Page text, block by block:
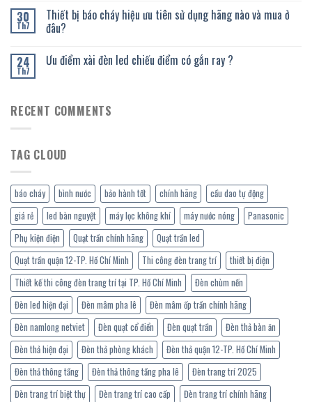
30
Th7
Thiết bị báo cháy hiệu ưu tiên sử dụng hãng nào và mua ở
đâu?
24
Th7
Ưu điểm xài đèn led chiếu điểm có gắn ray ?
RECENT COMMENTS
TAG CLOUD
báo cháy bình nước bảo hành tốt chính hãng
cầu dao tự động
giá rẻ
led bàn nguyệt máy lọc không khí máy nước nóng
Panasonic
Phụ kiện điện
Quạt trần chính hãng
Quạt trần led
Quạt trần quận 12-TP. Hồ Chí Minh
Thi công đèn trang trí
thiết bị điện
Thiết kế thi công đèn trang trí tại TP. Hồ Chí Minh
Đèn chùm nến
Đèn led hiện đại
Đèn mâm pha lê
Đèn mâm ốp trần chính hãng
Đèn namlong netviet
Đèn quạt cổ điển Đèn quạt trần
Đèn thả bàn ăn
Đèn thả hiện đại
Đèn thả phòng khách
Đèn thả quận 12-TP. Hồ Chí Minh
Đèn thả thông tầng
Đèn thả thông tầng pha lê
Đèn trang trí 2025
Đèn trang trí biệt thự
Đèn trang trí cao cấp
Đèn trang trí chính hãng